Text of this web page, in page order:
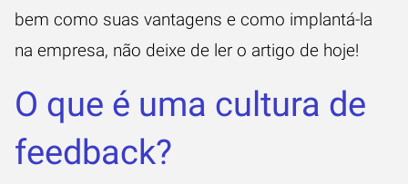
bem como suas vantagens e como implantá-la
na empresa, não deixe de ler o artigo de hoje!
O que é uma cultura de
feedback?